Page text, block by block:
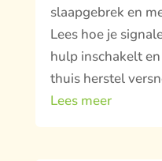
slaapgebrek en
Lees hoe je
hulp inschakelt
thuis herstel
Lees meer